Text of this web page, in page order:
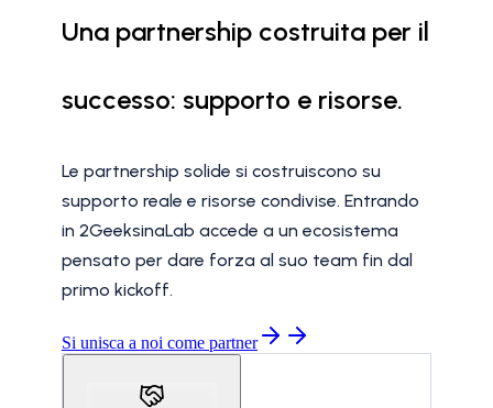
Una partnership costruita per il
successo: supporto e risorse.
Le partnership solide si costruiscono su
supporto reale e risorse condivise. Entrando
in 2GeeksinaLab accede a un ecosistema
pensato per dare forza al suo team fin dal
primo kickoff.
Si unisca a noi come partner